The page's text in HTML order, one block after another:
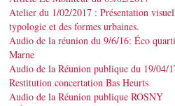
Atelier du 1/02/2017 : Présentation
typologie et des formes urbaines.
Audio de la réunion du 9/6/16: Éco
Marne
Audio de la Réunion publique du 19/04/
Restitution concertation Bas Heurts
Audio de la Réunion publique ROSNY